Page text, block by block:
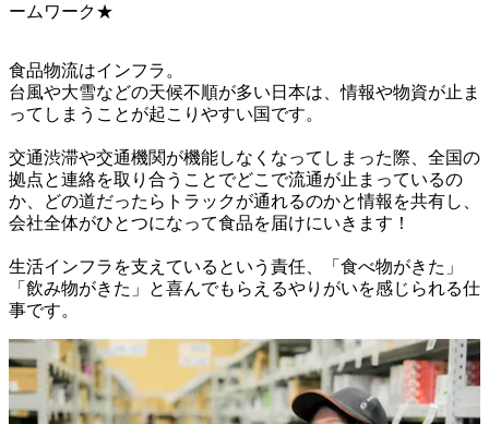
ームワーク★
食品物流はインフラ。
台風や大雪などの天候不順が多い日本は、情報や物資が止ま
ってしまうことが起こりやすい国です。
交通渋滞や交通機関が機能しなくなってしまった際、全国の
拠点と連絡を取り合うことでどこで流通が止まっているの
か、どの道だったらトラックが通れるのかと情報を共有し、
会社全体がひとつになって食品を届けにいきます！
生活インフラを支えているという責任、「食べ物がきた」
「飲み物がきた」と喜んでもらえるやりがいを感じられる仕
事です。